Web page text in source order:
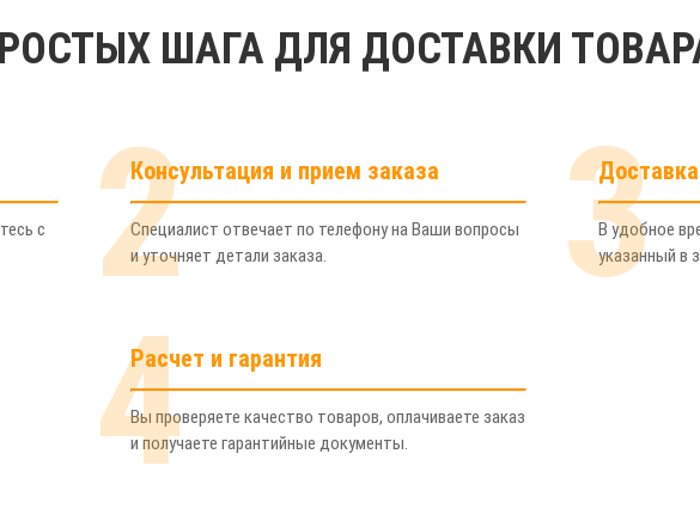
ШАГА ДЛЯ ДОСТАВКИ
с
2
Консультация и прием заказа
Специалист отвечает по телефону на Ваши вопросы
и уточняет детали заказа.
3
В удобное
указанный в
4
Расчет и гарантия
Вы проверяете качество товаров, оплачиваете заказ
и получаете гарантийные документы.